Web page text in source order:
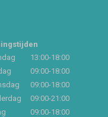
13:00-18:00
09:00-18:00
09:00-18:00
09:00-21:00
09:00-18:00